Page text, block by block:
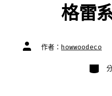
格雷
文
章 作者： howwoodeco
分
類